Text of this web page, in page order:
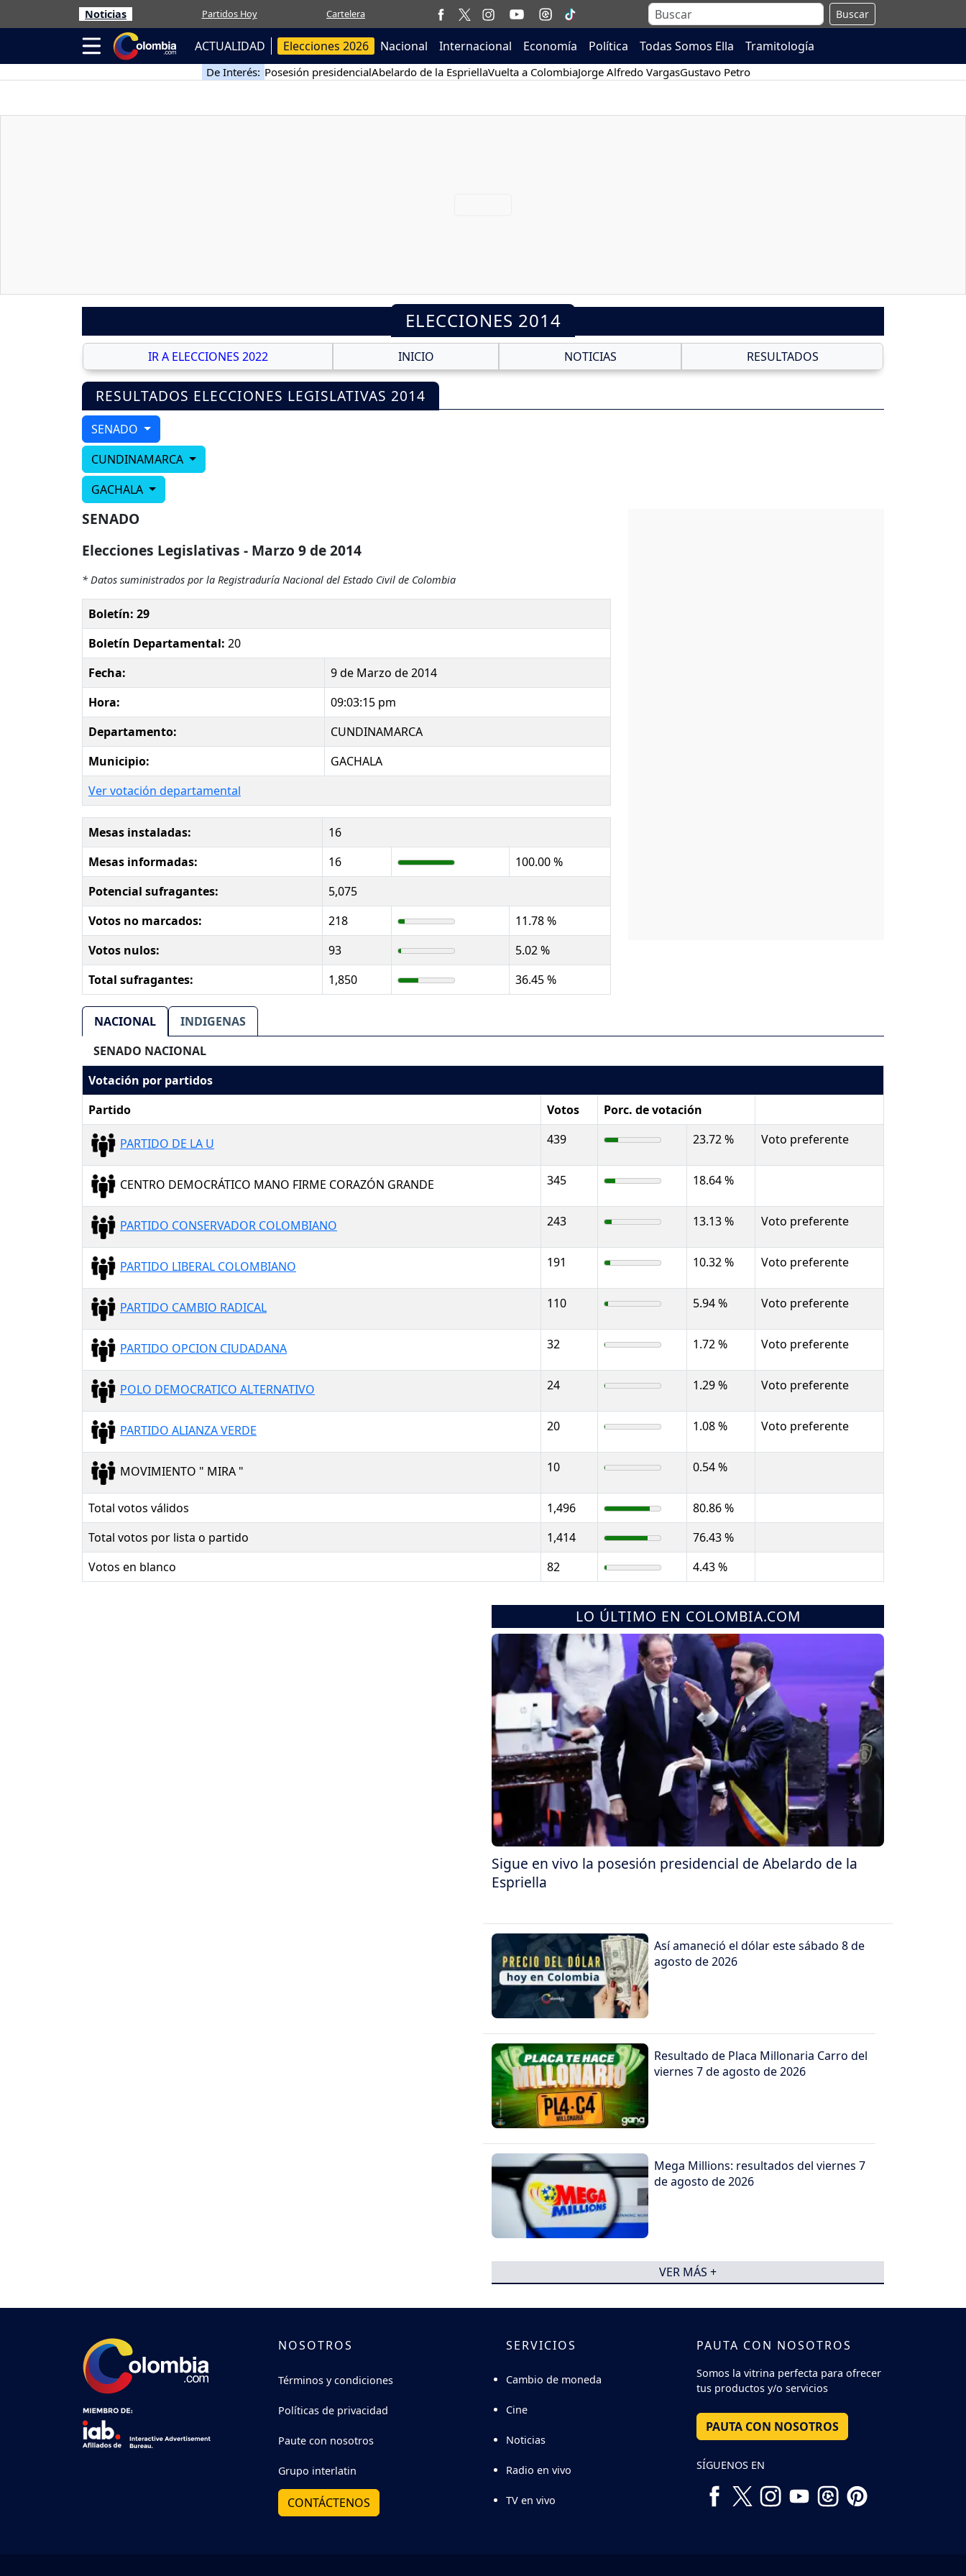
Noticias Partidos Hoy Cartelera Buscar
ACTUALIDAD Elecciones 2026 Nacional Internacional Economía Política Todas Somos Ella Tramitología
De Interés: Posesión presidencialAbelardo de la EspriellaVuelta a ColombiaJorge Alfredo VargasGustavo Petro
ELECCIONES 2014
IR A ELECCIONES 2022 INICIO NOTICIAS RESULTADOS
RESULTADOS ELECCIONES LEGISLATIVAS 2014
SENADO
CUNDINAMARCA
GACHALA
SENADO
Elecciones Legislativas - Marzo 9 de 2014
* Datos suministrados por la Registraduría Nacional del Estado Civil de Colombia
Boletín: 29
Boletín Departamental: 20
Fecha:
9 de Marzo de 2014
Hora:
09:03:15 pm
Departamento:
CUNDINAMARCA
Municipio:
GACHALA
Ver votación departamental
Mesas instaladas:
16
Mesas informadas:
16
100.00 %
Potencial sufragantes:
5,075
Votos no marcados:
218
11.78 %
Votos nulos:
93
5.02 %
Total sufragantes:
1,850 36.45 %
NACIONAL
INDIGENAS
SENADO NACIONAL
Votación por partidos
Partido
Votos Porc. de votación
PARTIDO DE LA U 439 23.72 % Voto preferente
CENTRO DEMOCRÁTICO MANO FIRME CORAZÓN GRANDE 345 18.64 %
PARTIDO CONSERVADOR COLOMBIANO 243 13.13 % Voto preferente
PARTIDO LIBERAL COLOMBIANO 191 10.32 % Voto preferente
PARTIDO CAMBIO RADICAL 110 5.94 % Voto preferente
PARTIDO OPCION CIUDADANA 32 1.72 % Voto preferente
POLO DEMOCRATICO ALTERNATIVO 24 1.29 % Voto preferente
PARTIDO ALIANZA VERDE 20 1.08 % Voto preferente
MOVIMIENTO " MIRA " 10 0.54 %
Total votos válidos 1,496
80.86 %
Total votos por lista o partido
1,414
76.43 %
Votos en blanco
82 4.43 %
LO ÚLTIMO EN COLOMBIA.COM
Sigue en vivo la posesión presidencial de Abelardo de la
Espriella
Así amaneció el dólar este sábado 8 de
agosto de 2026
Resultado de Placa Millonaria Carro del
viernes 7 de agosto de 2026
Mega Millions: resultados del viernes 7
de agosto de 2026
VER MÁS +
NOSOTROS
Términos y condiciones
Políticas de privacidad
Paute con nosotros
Grupo interlatin
CONTÁCTENOS
SERVICIOS
Cambio de moneda
Cine
Noticias
Radio en vivo
TV en vivo
PAUTA CON NOSOTROS
Somos la vitrina perfecta para ofrecer
tus productos y/o servicios
PAUTA CON NOSOTROS
SÍGUENOS EN